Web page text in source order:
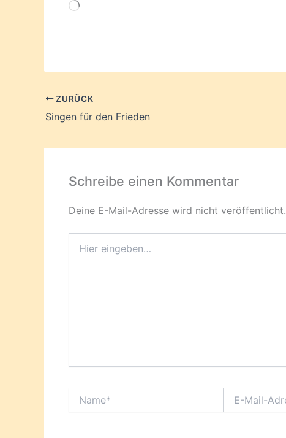
Wird
ZURÜCK
Singen für den Frieden
Schreibe einen Kommentar
Deine E-Mail-Adresse wird nicht veröffentlicht.
eingeben…
Mail-